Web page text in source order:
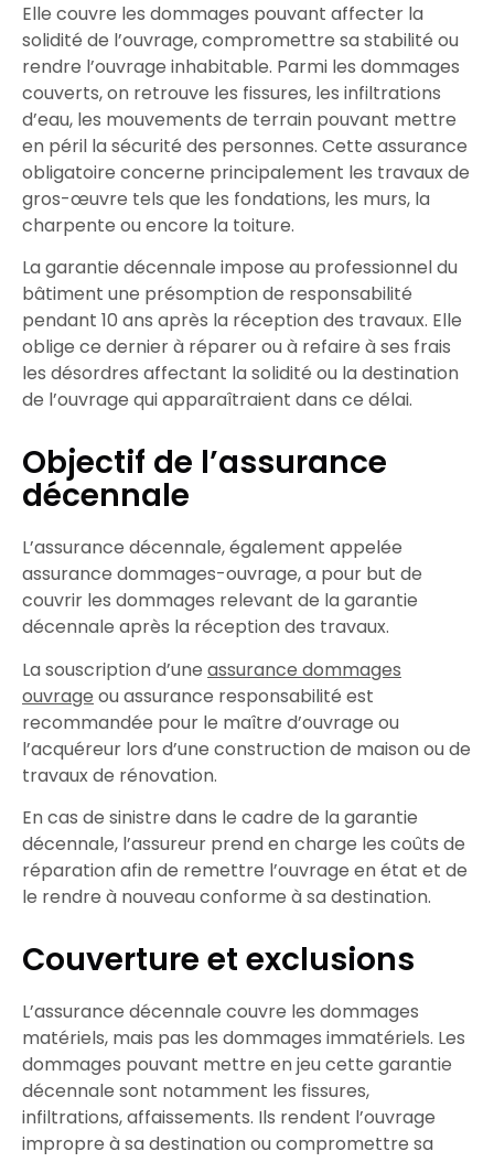
Elle couvre les dommages pouvant affecter la
solidité de l’ouvrage, compromettre sastabilité ou
rendre l’ouvrage inhabitable. Parmi les dommages
couverts, on retrouve les fissures, les infiltrations
d’eau, les mouvements de terrain pouvant mettre
en péril la sécurité des personnes. Cette assurance
obligatoire concerne principalement les travaux de
gros-œuvre tels que les fondations, les murs, la
charpente ou encore la toiture.
Lagarantie décennale impose au professionnel du
bâtiment une présomption de responsabilité
pendant 10 ans après la réception des travaux. Elle
oblige ce dernier à réparerou à refaire à ses frais
les désordres affectant la solidité ou la destination
de l’ouvrage qui apparaîtraient dans ce délai.
Objectif de l’assurance
décennale
L’assurance décennale, également appelée
assurance dommages-ouvrage, a pour but de
couvrir les dommages relevant de lagarantie
décennale après la réceptiondes travaux.
Lasouscriptiond’une assurance dommages
ouvrage ouassurance responsabilité est
recommandée pour le maître d’ouvrage ou
l’acquéreur lors d’une construction de maisonou de
travaux de rénovation.
En cas de sinistre dans le cadre de lagarantie
décennale, l’assureur prend en charge les coûts de
réparationafin de remettre l’ouvrage en état et de
le rendre à nouveau conforme à sa destination.
Couverture et exclusions
L’assurance décennale couvre les dommages
matériels, mais pas les dommages immatériels. Les
dommages pouvant mettre en jeu cette garantie
décennale sont notamment les fissures,
infiltrations, affaissements. Ils rendent l’ouvrage
impropre à sa destinationoucompromettre sa